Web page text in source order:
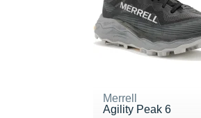
Merrell
Agility Peak 6